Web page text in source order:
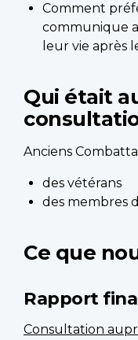
Comment
communique
leur vie après
Qui était
Anciens
des vétérans
des membres
Ce que
Rapport
Consultation